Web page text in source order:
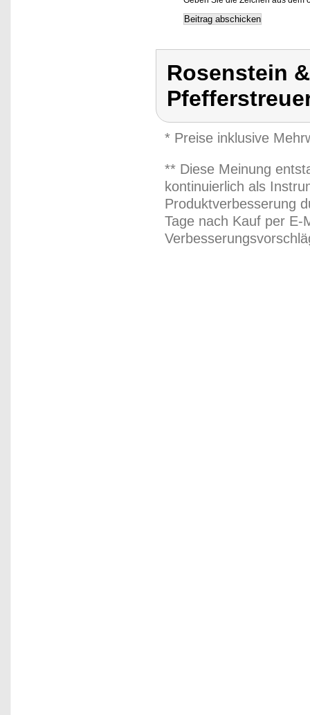
Rosenstein
* Preise inklusive
** Diese Meinung
kontinuierlich als
Produktverbesserung
Tage nach Kauf per E-